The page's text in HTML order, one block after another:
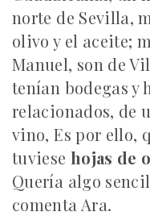
norte de Sevilla,
olivo y el aceite;
Manuel, son de
tenían bodegas y
relacionados, de
vino, Es por ello,
tuviese hojas de
Quería algo
comenta Ara.